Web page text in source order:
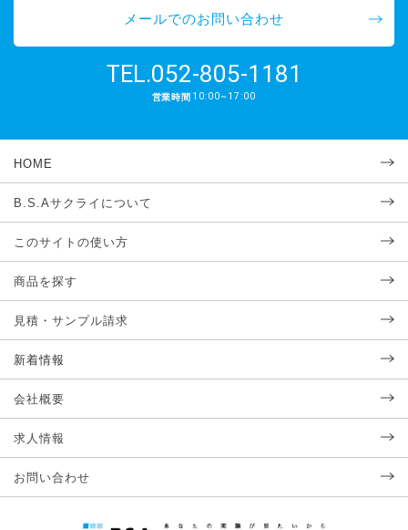
メールでのお問い合わせ
TEL.052-805-1181
営業時間 10:00~17:00
HOME
B.S.Aサクライについて
このサイトの使い方
商品を探す
見積・サンプル請求
新着情報
会社概要
求人情報
お問い合わせ